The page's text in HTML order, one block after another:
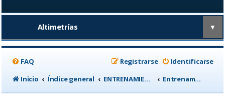
Altimetrías ▼
FAQ Identificarse
Registrarse
Inicio
Índice general ENTRENAMIENTO, medicina deportiva y nutrición Entrenamiento basado en Potencia